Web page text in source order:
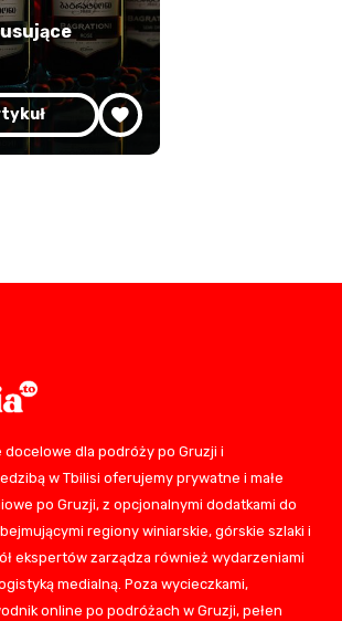
dla podróży po Gruzji i
w Tbilisi oferujemy prywatne i małe
po Gruzji, z opcjonalnymi dodatkami do
regiony winiarskie, górskie szlaki i
ekspertów zarządza również wydarzeniami
medialną. Poza wycieczkami,
online po podróżach w Gruzji, pełen